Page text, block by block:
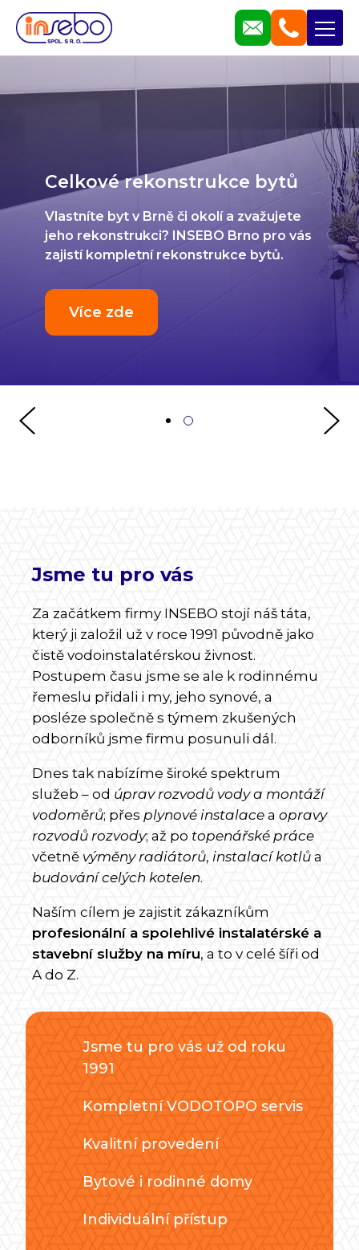
Voda - plyn - topení
Zajistíme pro Vás vodoinstalace,
rozvody vody a ostatní instalatérské
práce všeho druhu.
Jsme tu pro vás
Za začátkem firmy INSEBO stojí náš táta,
který ji založil už v roce 1991 původně jako
čistě vodoinstalatérskou živnost.
Postupem času jsme se ale k rodinnému
řemeslu přidali i my, jeho synové, a
posléze společně s týmem zkušených
odborníků jsme firmu posunuli dál.
Dnes tak nabízíme široké spektrum
služeb – od úprav rozvodů vody a montáží
vodoměrů; přes plynové instalace a opravy
rozvodů rozvody; až po topenářské práce
včetně výměny radiátorů, instalací kotlů a
budování celých kotelen.
Naším cílem je zajistit zákazníkům
profesionální a spolehlivé instalatérské a
stavební služby na míru, a to v celé šíři od
A do Z.
Jsme tu pro vás už od roku
1991
Kompletní VODOTOPO servis
Kvalitní provedení
Bytové i rodinné domy
Individuální přístup